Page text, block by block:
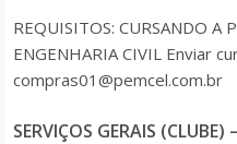
REQUISITOS: CURSANDO A
ENGENHARIA CIVIL Enviar
compras01@pemcel.com.br
SERVIÇOS GERAIS (CLUBE)